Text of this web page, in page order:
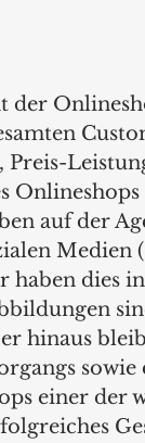
der
Onlineshops
auf der
Medien
haben dies
hinaus
sowie
einer der